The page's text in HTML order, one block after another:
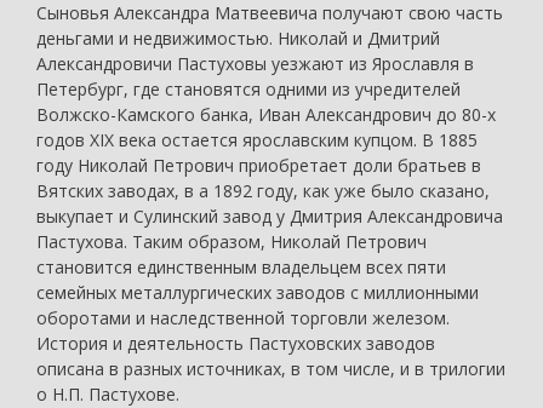
Сыновья Александра Матвеевича получают свою часть
деньгами и недвижимостью. Николай и Дмитрий
Александровичи Пастуховы уезжают из Ярославля в
Петербург, где становятся одними из учредителей
Волжско-Камского банка, Иван Александрович до 80-х
годов XIX века остается ярославским купцом. В 1885
году Николай Петрович приобретает доли братьев в
Вятских заводах, в а 1892 году, как уже было сказано,
выкупает и Сулинский завод у Дмитрия Александровича
Пастухова. Таким образом, Николай Петрович
становится единственным владельцем всех пяти
семейных металлургических заводов с миллионными
оборотами и наследственной торговли железом.
История и деятельность Пастуховских заводов
описана в разных источниках, в том числе, и в трилогии
о Н.П. Пастухове.